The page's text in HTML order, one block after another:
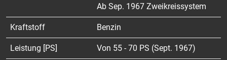
Ab Sep. 1967 Zweikreissystem
Kraftstoff Benzin
Leistung [PS] Von 55 - 70 PS (Sept. 1967)